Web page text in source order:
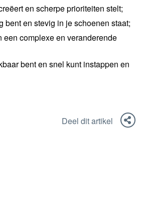
en scherpe prioriteiten stelt;
bent en stevig in je schoenen staat;
een complexe en veranderende
bent en snel kunt instappen en
Deel dit artikel